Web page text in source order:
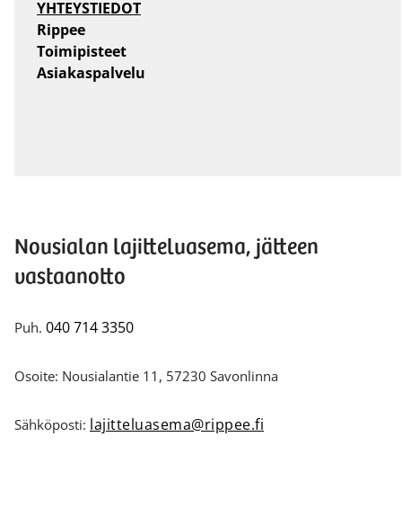
YHTEYSTIEDOT
Rippee
Toimipisteet
Asiakaspalvelu
Nousialan lajitteluasema, jätteen
vastaanotto
Puh. 040 714 3350
Osoite: Nousialantie 11, 57230 Savonlinna
Sähköposti: lajitteluasema@rippee.fi